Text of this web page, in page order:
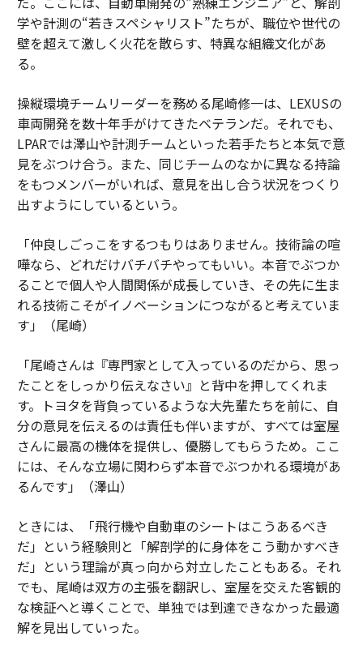
学や計測の“若きスペシャリスト”たちが、職位や世代の
壁を超えて激しく火花を散らす、特異な組織文化があ
る。
操縦環境チームリーダーを務める尾崎修一は、LEXUSの
車両開発を数十年手がけてきたベテランだ。それでも、
LPARでは澤山や計測チームといった若手たちと本気で意
見をぶつけ合う。また、同じチームのなかに異なる持論
をもつメンバーがいれば、意見を出し合う状況をつくり
出すようにしているという。
「仲良しごっこをするつもりはありません。技術論の喧
嘩なら、どれだけバチバチやってもいい。本音でぶつか
ることで個人や人間関係が成長していき、その先に生ま
れる技術こそがイノベーションにつながると考えていま
す」（尾崎）
「尾崎さんは『専門家として入っているのだから、思っ
たことをしっかり伝えなさい』と背中を押してくれま
す。トヨタを背負っているような大先輩たちを前に、自
分の意見を伝えるのは責任も伴いますが、すべては室屋
さんに最高の機体を提供し、優勝してもらうため。ここ
には、そんな立場に関わらず本音でぶつかれる環境があ
るんです」（澤山）
ときには、「飛行機や自動車のシートはこうあるべき
だ」という経験則と「解剖学的に身体をこう動かすべき
だ」という理論が真っ向から対立したこともある。それ
でも、尾崎は双方の主張を翻訳し、室屋を交えた客観的
な検証へと導くことで、単独では到達できなかった最適
解を見出していった。